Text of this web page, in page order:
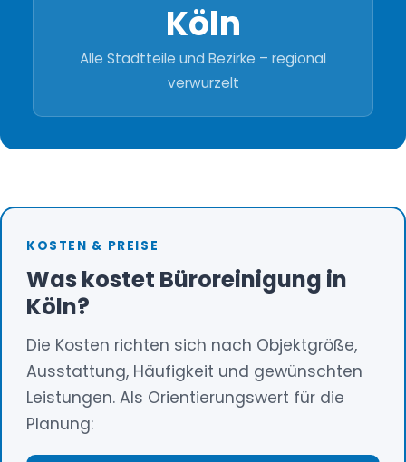
Köln
Alle Stadtteile und Bezirke – regional
verwurzelt
KOSTEN & PREISE
Was kostet Büroreinigung in
Köln?
Die Kosten richten sich nach Objektgröße,
Ausstattung, Häufigkeit und gewünschten
Leistungen. Als Orientierungswert für die
Planung: